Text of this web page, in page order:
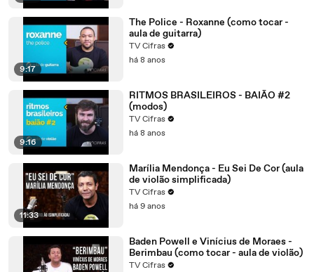
9:17
The Police - Roxanne (como tocar -
aula de guitarra)
TV Cifras
há 8 anos
9:16
RITMOS BRASILEIROS - BAIÃO #2
(modos)
TV Cifras
há 8 anos
11:33
Marília Mendonça - Eu Sei De Cor (aula
de violão simplificada)
TV Cifras
há 9 anos
Baden Powell e Vinícius de Moraes -
Berimbau (como tocar - aula de violão)
TV Cifras